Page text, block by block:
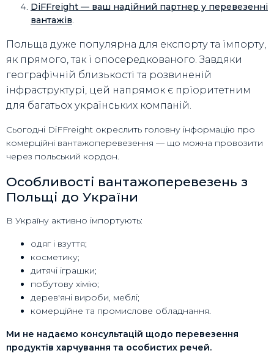
DiFFreight — ваш надійний партнер у перевезенні
вантажів.
Польща дуже популярна для експорту та імпорту,
як прямого, так і опосередкованого. Завдяки
географічній близькості та розвиненій
інфраструктурі, цей напрямок є пріоритетним
для багатьох українських компаній.
Сьогодні DiFFreight окреслить головну інформацію про
комерційні вантажоперевезення — що можна провозити
через польський кордон.
Особливості вантажоперевезень з
Польщі до України
В Україну активно імпортують:
одяг і взуття;
косметику;
дитячі іграшки;
побутову хімію;
дерев'яні вироби, меблі;
комерційне та промислове обладнання.
Ми не надаємо консультацій щодо перевезення
продуктів харчування та особистих речей.